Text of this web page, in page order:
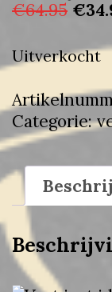
€64.95
was:
€
Uitverkocht
Categorie: